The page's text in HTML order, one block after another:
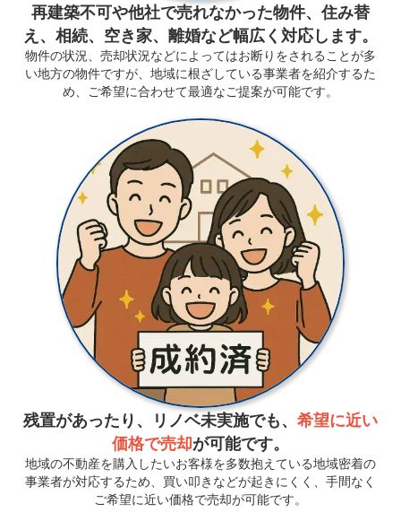
再建築不可や他社で売れなかった物件、住み替
え、相続、空き家、離婚など幅広く対応します。
物件の状況、売却状況などによってはお断りをされることが多
い地方の物件ですが、地域に根ざしている事業者を紹介するた
め、ご希望に合わせて最適なご提案が可能です。
残置があったり、リノベ未実施でも、 希望に近い
価格で売却が可能です。
地域の不動産を購入したいお客様を多数抱えている地域密着の
事業者が対応するため、買い叩きなどが起きにくく、手間なく
ご希望に近い価格で売却が可能です。